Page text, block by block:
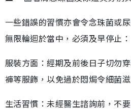
一些錯誤的習慣亦會令念珠菌或
無限輪迴於當中，必須及早停止：
服裝方面：經期及前後日子切勿
褲等服飾，以免過於悶焗令細菌滋
生活習慣：未經醫生諮詢前，不